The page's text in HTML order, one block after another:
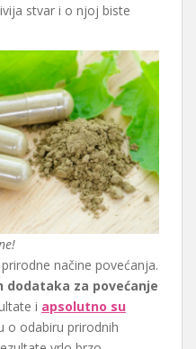
stvar i o njoj biste
načine povećanja.
dodataka za povećanje
i apsolutno su
o odabiru prirodnih